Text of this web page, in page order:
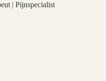
| Pijnspecialist